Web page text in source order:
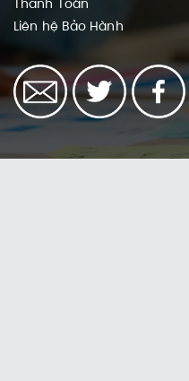
Liên hệ Bảo Hành